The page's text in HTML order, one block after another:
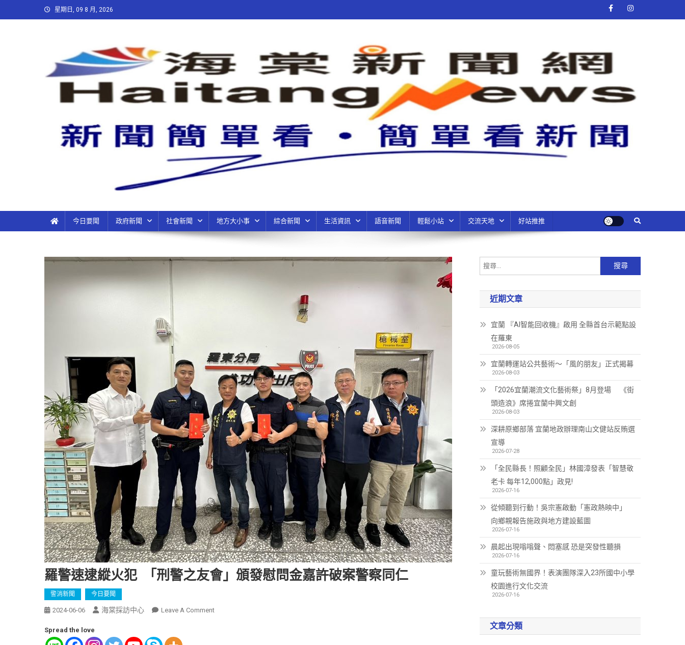
星期日, 09 8 月, 2026
今日要聞 政府新聞 社會新聞 地方大小事 綜合新聞 生活資訊 語音新聞 輕鬆小站 交流天地 好站推推
羅警速逮縱火犯 「刑警之友會」頒發慰問金嘉許破案警察同仁
警消新聞 今日要聞
2024-06-06 海棠採訪中心 Leave A Comment
Spread the love
近期文章
宜蘭 『AI智能回收機』啟用 全縣首台示範點設
在羅東
2026-08-05
宜蘭轉運站公共藝術～「風的朋友」正式揭幕
2026-08-03
「2026宜蘭潮流文化藝術祭」8月登場 《街
頭造浪》席捲宜蘭中興文創
2026-08-03
深耕原鄉部落 宜蘭地政辦理南山文健站反賄選
宣導
2026-07-28
「全民縣長！照顧全民」林國漳發表「智慧敬
老卡 每年12,000點」政見!
2026-07-16
從傾聽到行動！吳宗憲啟動「憲政熱映中」
向鄉親報告施政與地方建設藍圖
2026-07-16
晨起出現嗡嗡聲、悶塞感 恐是突發性聽損
2026-07-16
童玩藝術無國界！表演團隊深入23所國中小學
校園進行文化交流
2026-07-16
文章分類